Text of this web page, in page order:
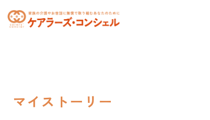
toggle
navigation
マイストーリー